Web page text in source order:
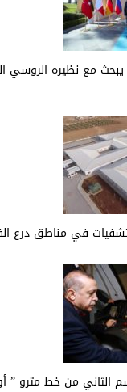
يبحث مع نظيره الروسي
الثاني من خط مترو ”